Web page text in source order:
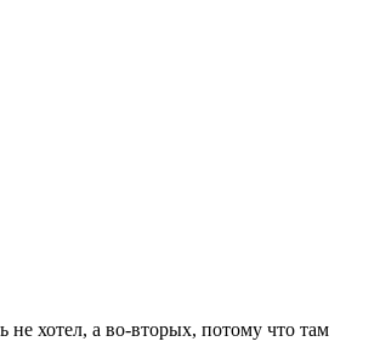
хотел, а во-вторых, потому что там